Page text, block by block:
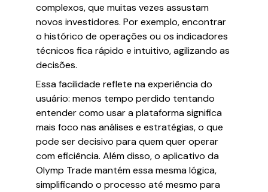
complexos, que muitas vezes assustam
novos investidores. Por exemplo, encontrar
o histórico de operações ou os indicadores
técnicos fica rápido e intuitivo, agilizando as
decisões.
Essa facilidade reflete na experiência do
usuário: menos tempo perdido tentando
entender como usar a plataforma significa
mais foco nas análises e estratégias, o que
pode ser decisivo para quem quer operar
com eficiência. Além disso, o aplicativo da
Olymp Trade mantém essa mesma lógica,
simplificando o processo até mesmo para